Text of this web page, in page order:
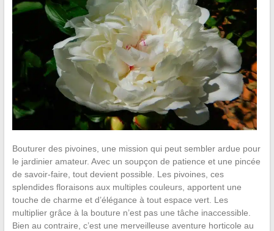
Bouturer des pivoines, une mission qui peut sembler ardue pour
le jardinier amateur. Avec un soupçon de patience et une pincée
de savoir-faire, tout devient possible. Les pivoines, ces
splendides floraisons aux multiples couleurs, apportent une
touche de charme et d’élégance à tout espace vert. Les
multiplier grâce à la bouture n’est pas une tâche inaccessible.
Bien au contraire, c’est une merveilleuse aventure horticole au